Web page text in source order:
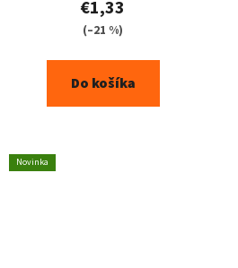
€1,33
(–21 %)
Do košíka
Novinka